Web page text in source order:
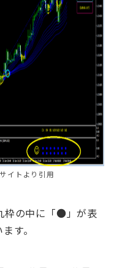
イトより引用
枠の中に「●」が表
す。